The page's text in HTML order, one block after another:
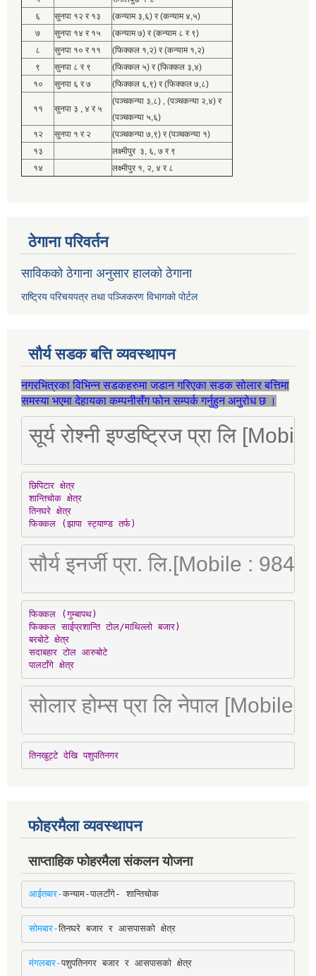
६
सुनपा १२ र १३
(कन्याम ३,६) र (कन्याम ४,५)
७
सुनपा १४ र १५
(कन्याम ७) र (कन्याम ८ र ९)
८
सुनपा १० र ११
(फिक्कल १,२) र (कन्याम १,२)
९
सुनपा ८ र ९
(फिक्कल ५) र (फिक्कल ३,४)
१०
सुनपा ६ र ७ (फिक्कल ६,९) र (फिक्कल ७,८)
११ सुनपा ३ , ४ र ५
(पञ्चकन्या ३,८) , (पञ्चकन्या २,४) र
(पञ्चकन्या ५,६)
१२
सुनपा १ र २
(पञ्चकन्या ७,९) र (पञ्चकन्या १)
१३
लक्ष्मीपुर ३, ६, ७ र ९
१४
लक्ष्मीपुर १, २, ४ र ८
ठेगाना परिवर्तन
साविकको ठेगाना अनुसार हालको ठेगाना
राष्ट्रिय परिचयपत्र तथा पञ्जिकरण विभागको पोर्टल
सौर्य सडक बत्ति व्यवस्थापन
नगरभित्रका विभिन्न सडकहरुमा जडान गरिएका सडक सोलार बत्तिमा
समस्या भएमा देहायका कम्पनीसँग फोन सम्पर्क गर्नुहुन अनुरोध छ ।
सूर्य रोश्नी इण्डष्ट्रिज प्रा लि
छिपिटार क्षेत्र
शान्तिचोक क्षेत्र
तिनघरे क्षेत्र
फिक्कल (झापा स्ट्याण्ड तर्फ)
सौर्य इनर्जी प्रा. लि.[Mobile :
फिक्कल (गुम्बापथ)
फिक्कल साईप्रशान्ति टोल/माथिल्लो बजार)
बरबोटे क्षेत्र
सदाबहार टोल आरुबोटे
पालटाँगे क्षेत्र
सोलार होम्स प्रा लि नेपाल [Mobile
तिनखुट्टे देखि पशुपतिनगर
फोहरमैला व्यवस्थापन
साप्ताहिक फोहरमैला संकलन योजना
आईतबार-कन्याम-पालटाँगे- शान्तिचोक
सोमबार-तिनघरे बजार र आसपासको क्षेत्र
मंगलबार-पशुपतिनगर बजार र आसपासको क्षेत्र